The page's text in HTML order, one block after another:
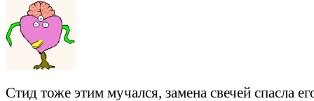
Стид тоже этим мучался, замена свечей спасла